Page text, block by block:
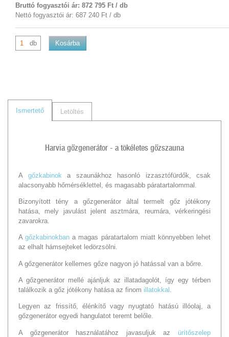
Bruttó fogyasztói ár: 872 795 Ft / db
Nettó fogyasztói ár: 687 240 Ft / db
db Kosárba
Ismertető Letöltés
Harvia gőzgenerátor - a tökéletes gőzszauna
A gőzkabinok a szaunákhoz hasonló izzasztófürdők, csak
alacsonyabb hőmérséklettel, és magasabb páratartalommal.
Bizonyított tény a gőzgenerátor által termelt gőz jótékony
hatása, mely javulást jelent asztmára, reumára, vérkeringési
zavarokra.
Agőzkabinokban a magas páratartalom miatt könnyebben lehet
az elhalt hámsejteket ledörzsölni.
A gőzgenerátor kellemes gőze nagyon jó hatással van a bőrre.
A gőzgenerátor mellé ajánljuk az illatadagolót, így egy térben
találkozik a gőz jótékony hatása az finom illatokkal
Legyen az frissítő, élénkítő vagy nyugtató hatású illóolaj, a
gőzgenerátor egyedi hangulatot teremt belőle.
A gőzgenerátor használatához javasuljuk az ürítőszelep